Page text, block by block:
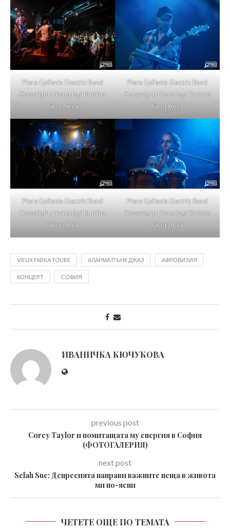
Piero Epifania Electric Band
Copyright: Licata.bg/ Rumina
Georgieva
Piero Epifania Electric Band
Copyright: Licata.bg/ Rumina
Georgieva
Piero Epifania Electric Band
Copyright: Licata.bg/ Rumina
Georgieva
Piero Epifania Electric Band
Copyright: Licata.bg/ Rumina
Georgieva
VIEUX FARKA TOURE АЛАРМА ПЪНК ДЖАЗ АФРОВИЗИЯ
КОНЦЕРТ СОФИЯ
ИВАНИЧКА КЮЧУКОВА
previous post
Corey Taylor и помитащата му енергия в София
(ФОТОГАЛЕРИЯ)
next post
Selah Sue: Депресията направи важните неща в живота
ми по-ясни
ЧЕТЕТЕ ОЩЕ ПО ТЕМАТА